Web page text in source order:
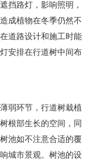
挡路灯，影响照明，
成植物在冬季仍然不
道路设计和施工时能
安排在行道树中间布
弱环节，行道树栽植
根部生长的空间，同
池如不注意合适的覆
城市景观。树池的设